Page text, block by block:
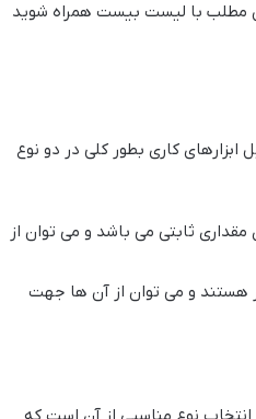
مطلب با لیست بیست همراه شوید
کاری بطور کلی در دو نوع
ثابتی می باشد و می توان از
هستند و می توان از آن ها جهت